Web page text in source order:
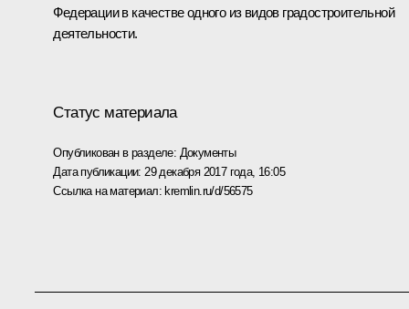
Федерации в качестве одного из видов градостроительной
деятельности.
Статус материала
Опубликован в разделе: Документы
Дата публикации: 29 декабря 2017 года, 16:05
Ссылка на материал: kremlin.ru/d/56575